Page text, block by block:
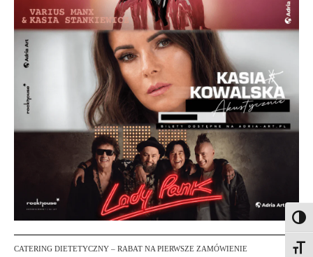
CATERING DIETETYCZNY – RABAT NA PIERWSZE ZAMÓWIENIE